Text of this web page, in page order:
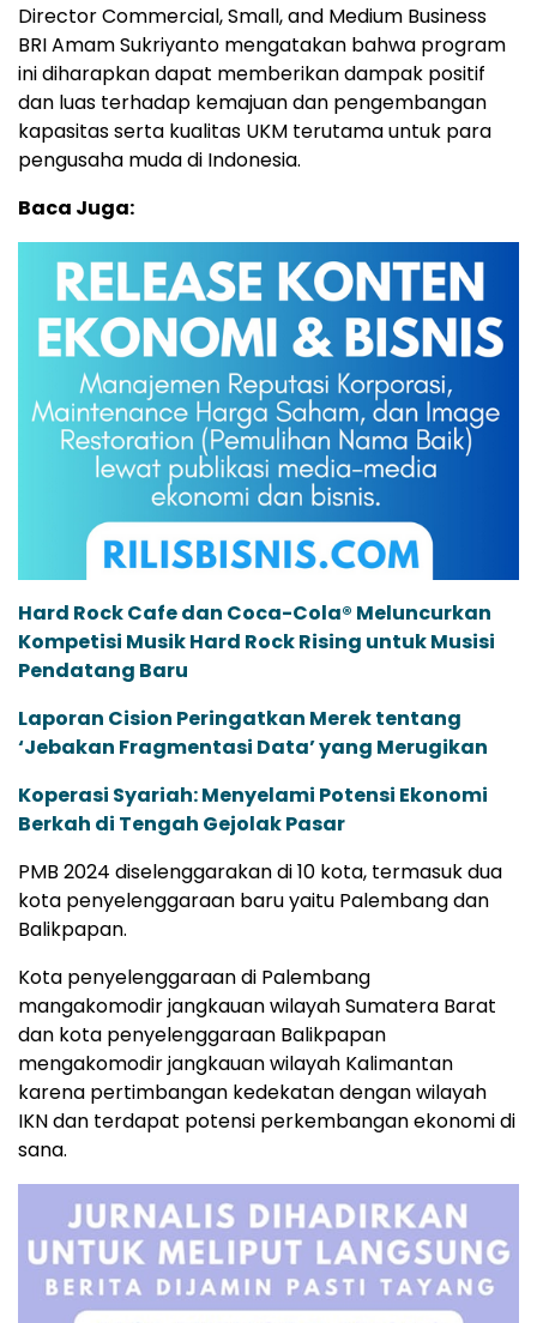
Director Commercial, Small, and Medium Business
BRI Amam Sukriyanto mengatakan bahwa program
ini diharapkan dapat memberikan dampak positif
dan luas terhadap kemajuan dan pengembangan
kapasitas serta kualitas UKM terutama untuk para
pengusaha muda di Indonesia.
Baca Juga:
Hard Rock Cafe dan Coca-Cola® Meluncurkan
Kompetisi Musik Hard Rock Rising untuk Musisi
Pendatang Baru
Laporan Cision Peringatkan Merek tentang
‘Jebakan Fragmentasi Data’ yang Merugikan
Koperasi Syariah: Menyelami Potensi Ekonomi
Berkah di Tengah Gejolak Pasar
PMB 2024 diselenggarakan di 10 kota, termasuk dua
kota penyelenggaraan baru yaitu Palembang dan
Balikpapan.
Kota penyelenggaraan di Palembang
mangakomodir jangkauan wilayah Sumatera Barat
dan kota penyelenggaraan Balikpapan
mengakomodir jangkauan wilayah Kalimantan
karena pertimbangan kedekatan dengan wilayah
IKN dan terdapat potensi perkembangan ekonomi di
sana.